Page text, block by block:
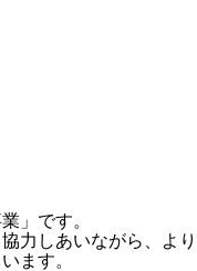
」です。
力しあいながら、より
ます。